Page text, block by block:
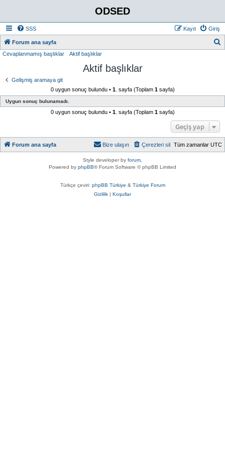
ODSED
SSS Giriş
Kayıt
Forum ana sayfa
Cevaplanmamış başlıklar Aktif başlıklar
Aktif başlıklar
Gelişmiş aramaya git
0 uygun sonuç bulundu • 1. sayfa (Toplam 1sayfa)
Uygun sonuç bulunamadı.
0 uygun sonuç bulundu • 1. sayfa (Toplam 1sayfa)
Geçiş yap
Forum ana sayfa Tüm zamanlar UTC
Çerezleri sil
Bize ulaşın
Style developer by forum
Powered by phpBB® Forum Software © phpBB Limited
Türkçe çeviri: phpBB Türkiye & Türkiye Forum
Gizlilik | Koşullar